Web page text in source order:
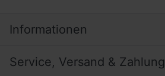
Informationen
Service, Versand & Zahlung